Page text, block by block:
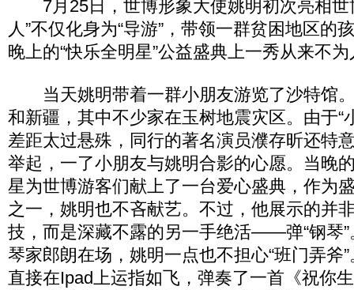
7月25日，世博形象大使姚明初次亮相世
人”不仅化身为“导游”，带领一群贫困地区的
晚上的“快乐全明星”公益盛典上一秀从来不
当天姚明带着一群小朋友游览了沙特馆
和新疆，其中不少家在玉树地震灾区。由于“
差距太过悬殊，同行的著名演员濮存昕还特
举起，一了小朋友与姚明合影的心愿。当晚
星为世博游客们献上了一台爱心盛典，作为
之一，姚明也不吝献艺。不过，他展示的并
技，而是深藏不露的另一手绝活——弹“钢琴
琴家郎朗在场，姚明一点也不担心“班门弄斧
直接在Ipad上运指如飞，弹奏了一首《祝你